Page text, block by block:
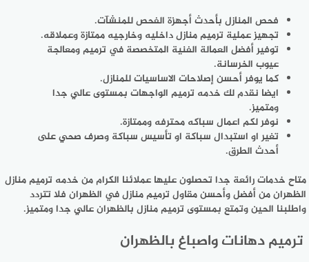
فحص المنازل بأحدث أجهزة الفحص للمنشآت.
تجهيز عملية ترميم منازل داخليه وخارجيه ممتازة وعملاقه.
توفير أفضل العمالة الفنية المتخصصة في ترميم ومعالجة
عيوب الخرسانة.
كما يوفر أحسن إصلاحات الاساسيات للمنازل.
ايضا نقدم لك خدمه ترميم الواجهات بمستوى عالي جدا
ومتميز.
نوفر لكم اعمال سباكه محترفه وممتازة.
تغير او استبدال سباكة او تأسيس سباكة وصرف صحي على
أحدث الطرق.
متاح خدمات رائعة جدا تحصلون عليها عملائنا الكرام من خدمه ترميم منازل
الظهران من أفضل وأحسن مقاول ترميم منازل في الظهران فلا تتردد
واطلبنا الحين وتمتع بمستوى ترميم منازل بالظهران عالي جدا ومتميز.
ترميم دهانات واصباغ بالظهران